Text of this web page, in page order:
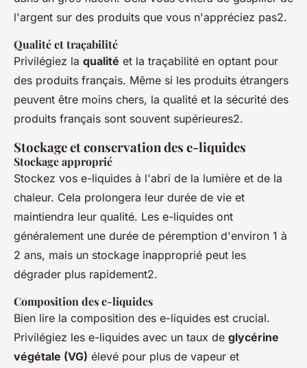
l'argent sur des produits que vous n'appréciez pas2.
Qualité et traçabilité
Privilégiez la qualité et la traçabilité en optant pour
des produits français. Même si les produits étrangers
peuvent être moins chers, la qualité et la sécurité des
produits français sont souvent supérieures2.
Stockage et conservation des e-liquides
Stockage approprié
Stockez vos e-liquides à l'abri de la lumière et de la
chaleur. Cela prolongera leur durée de vie et
maintiendra leur qualité. Les e-liquides ont
généralement une durée de péremption d'environ 1 à
2 ans, mais un stockage inapproprié peut les
dégrader plus rapidement2.
Composition des e-liquides
Bien lire la composition des e-liquides est crucial.
Privilégiez les e-liquides avec un taux de glycérine
végétale (VG) élevé pour plus de vapeur et